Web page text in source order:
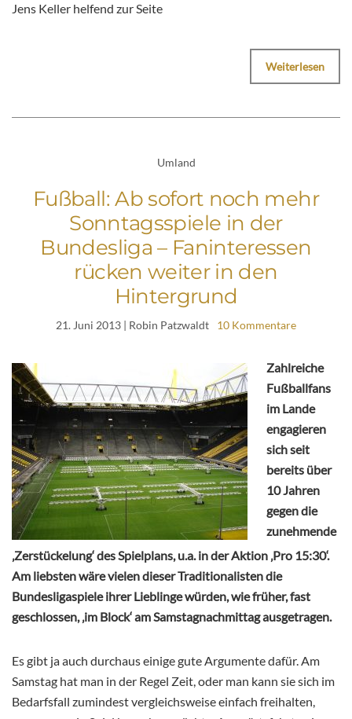
Jens Keller helfend zur Seite
Weiterlesen
Umland
Fußball: Ab sofort noch mehr
Sonntagsspiele in der
Bundesliga – Faninteressen
rücken weiter in den
Hintergrund
21. Juni 2013 | Robin Patzwaldt 10 Kommentare
Zahlreiche
Fußballfans
im Lande
engagieren
sich seit
bereits über
10 Jahren
gegen die
zunehmende
‚Zerstückelung‘ des Spielplans, u.a. in der Aktion ‚Pro 15:30‘.
Am liebsten wäre vielen dieser Traditionalisten die
Bundesligaspiele ihrer Lieblinge würden, wie früher, fast
geschlossen, ‚im Block‘ am Samstagnachmittag ausgetragen.
Es gibt ja auch durchaus einige gute Argumente dafür. Am
Samstag hat man in der Regel Zeit, oder man kann sie sich im
Bedarfsfall zumindest vergleichsweise einfach freihalten,